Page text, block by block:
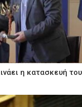
η κατασκευή του